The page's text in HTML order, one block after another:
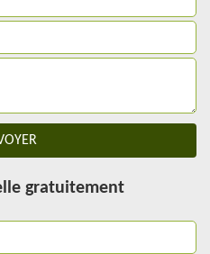
gratuitement